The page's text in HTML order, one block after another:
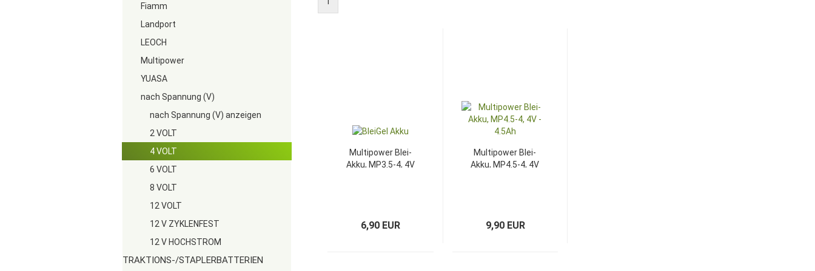
Multipower Blei-
Akku, MP3.5-4, 4V
6,90 EUR
Multipower Blei-
Akku, MP4.5-4, 4V
9,90 EUR
Fiamm
Landport
LEOCH
Multipower
YUASA
nach Spannung (V)
nach Spannung (V) anzeigen
2 VOLT
4 VOLT
6 VOLT
8 VOLT
12 VOLT
12 V ZYKLENFEST
12 V HOCHSTROM
TRAKTIONS-/STAPLERBATTERIEN